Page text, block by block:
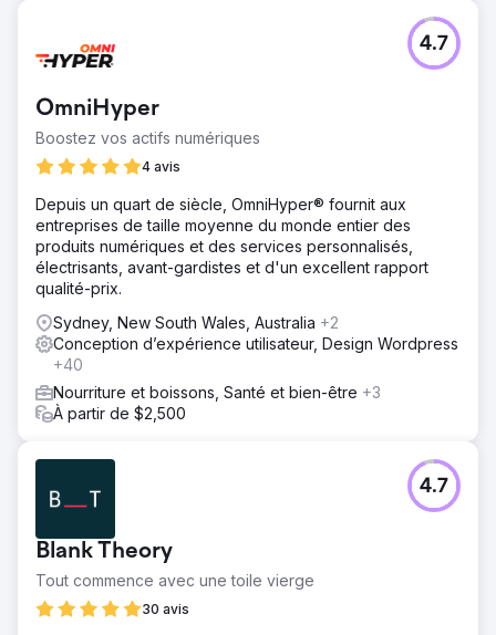
OmniHyper
Boostez vos actifs numériques
4 avis
4.7
Depuis un quart de siècle, OmniHyper® fournit aux
entreprises de taille moyenne du monde entier des
produits numériques et des services personnalisés,
électrisants, avant-gardistes et d'un excellent rapport
qualité-prix.
Sydney, New South Wales, Australia +2
Conception d’expérience utilisateur, Design Wordpress
+40
Nourriture et boissons, Santé et bien-être +3
À partir de $2,500
Blank Theory
Tout commence avec une toile vierge
30 avis
4.7